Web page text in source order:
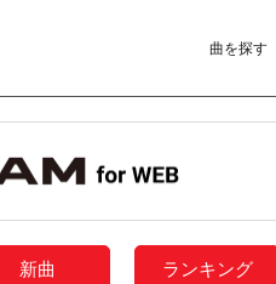
曲を探す
新曲 ランキング